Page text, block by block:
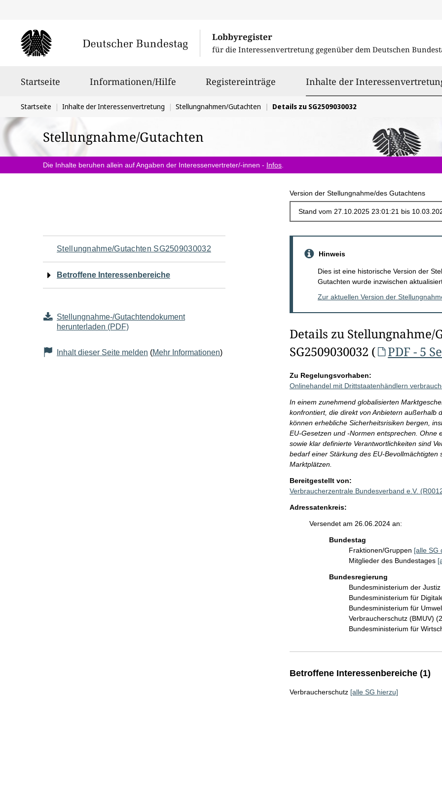
Lobbyregister
für die Interessenvertretung gegenüber dem Deutschen
Startseite Informationen/Hilfe Registereinträge Inhalte der
Sie
befinden
sich
hier:
Startseite Inhalte der Interessenvertretung Stellungnahmen/Gutachten Details zu SG2509030032
Stellungnahme/Gutachten
Die Inhalte beruhen allein auf Angaben der Interessenvertreter/-innen - Infos
Version der Stellungnahme/des Gutachtens
Navigation
für
Seiteninhalt
Stellungnahme/Gutachten SG2509030032
Betroffene Interessenbereiche
Stellungnahme-/Gutachtendokument
herunterladen (PDF)
Inhalt dieser Seite melden (Mehr Informationen)
Hinweis
Dies ist eine historische Version der
Gutachten wurde inzwischen
Zur aktuellen Version der
Details zu Stellungnahme/
SG2509030032 (
PDF - 5
Zu Regelungsvorhaben:
Onlinehandel mit Drittstaatenhändlern
In einem zunehmend globalisierten
konfrontiert, die direkt von Anbietern außerhalb
können erhebliche Sicherheitsrisiken bergen,
EU-Gesetzen und -Normen entsprechen. Ohne
sowie klar definierte Verantwortlichkeiten sind
bedarf einer Stärkung des EU-
Marktplätzen.
Bereitgestellt von:
Verbraucherzentrale Bundesverband e.V.
Adressatenkreis:
Versendet am 26.06.2024 an:
Bundestag
Fraktionen/Gruppen [alle SG
Mitglieder des Bundestages
Bundesregierung
Bundesministerium der
Bundesministerium für
Bundesministerium für
Verbraucherschutz (BMUV)
Bundesministerium für
Betroffene Interessenbereiche (1)
Verbraucherschutz [alle SG hierzu]